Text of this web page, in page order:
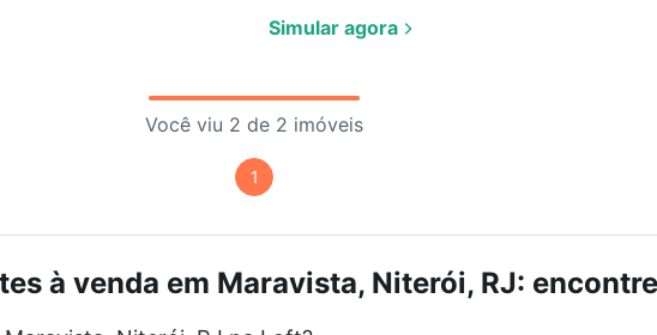
Simular agora
Você viu 2 de 2 imóveis
1
à venda em Maravista, Niterói, RJ: